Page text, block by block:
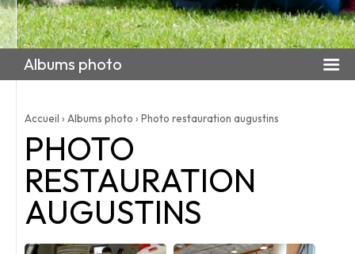
Albums photo
Accueil › Albums photo › Photo restauration augustins
PHOTO
RESTAURATION
AUGUSTINS